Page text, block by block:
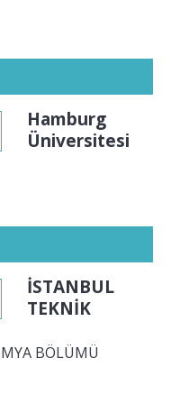
Hamburg
Üniversitesi
İSTANBUL
TEKNİK
BÖLÜMÜ